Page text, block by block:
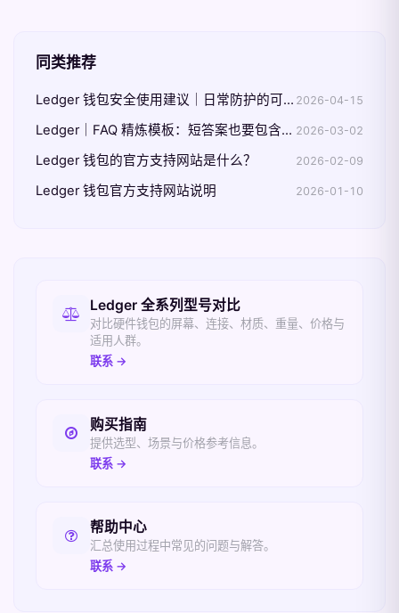
同类推荐
Ledger 钱包安全使用建议｜日常防护的可执行清单 2026-04-15
Ledger｜FAQ 精炼模板：短答案也要包含边界条件 2026-03-02
Ledger 钱包的官方支持网站是什么？ 2026-02-09
Ledger 钱包官方支持网站说明 2026-01-10
相关入口
Ledger 全系列型号对比
对比硬件钱包的屏幕、连接、材质、重量、价格与
适用人群。
联系 →
购买指南
提供选型、场景与价格参考信息。
联系 →
帮助中心
汇总使用过程中常见的问题与解答。
联系 →